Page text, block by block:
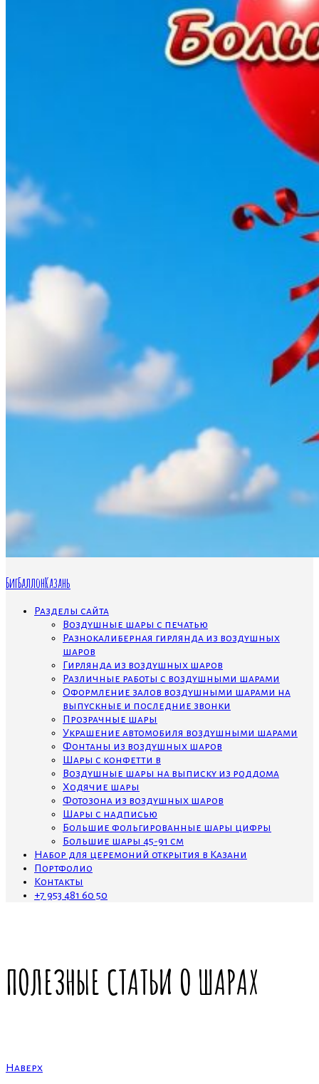
БигБаллонКазань
Разделы сайта
Воздушные шары с печатью
Разнокалиберная гирлянда из воздушных
шаров
Гирлянда из воздушных шаров
Различные работы с воздушными шарами
Оформление залов воздушными шарами на
выпускные и последние звонки
Прозрачные шары
Украшение автомобиля воздушными шарами
Фонтаны из воздушных шаров
Шары с конфетти в
Воздушные шары на выписку из роддома
Ходячие шары
Фотозона из воздушных шаров
Шары с надписью
Большие фольгированные шары цифры
Большие шары 45-91 см
Набор для церемоний открытия в Казани
Портфолио
Контакты
+7 953 481 60 50
ПОЛЕЗНЫЕ СТАТЬИ О ШАРАХ
Наверх